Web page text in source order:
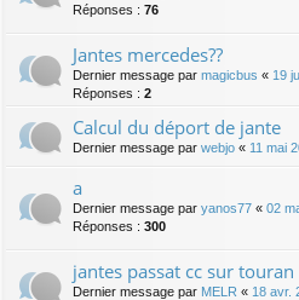
Réponses : 76
Jantes mercedes??
Dernier message par magicbus « 19
Réponses : 2
Calcul du déport de jante
Dernier message par webjo « 11 mai
a
Dernier message par yanos77 « 02
Réponses : 300
jantes passat cc sur touran
Dernier message par MELR « 18 avr.